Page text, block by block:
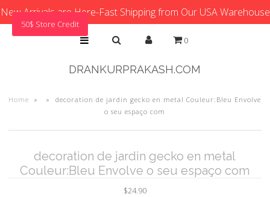
New Arrivals are Here-Fast Shipping from Our USA Warehouse
0
DRANKURPRAKASH.COM
Home » »
decoration de jardin gecko en metal Couleur:Bleu Envolve
o seu espaço com
decoration de jardin gecko en metal
Couleur:Bleu Envolve o seu espaço com
$24.90
50$ Store Credit